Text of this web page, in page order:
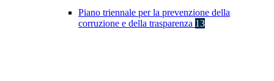
Piano triennale per la prevenzione della
corruzione e della trasparenza 13